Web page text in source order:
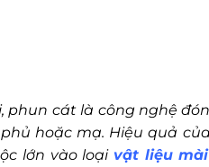
phun cát là công nghệ
hoặc mạ. Hiệu quả
lớn vào loại vật liệu